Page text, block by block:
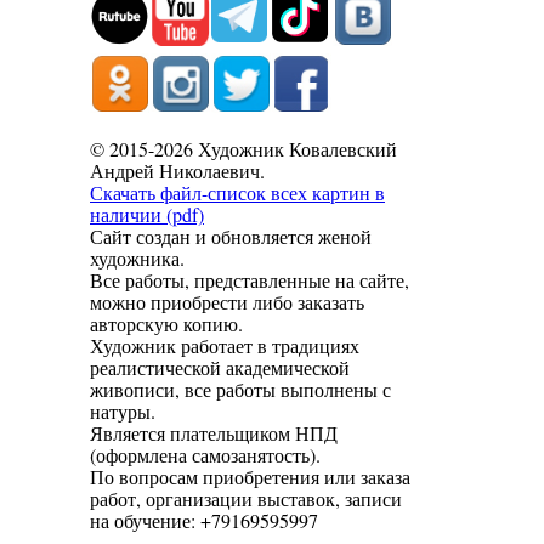
© 2015-2026 Художник Ковалевский
Андрей Николаевич.
Скачать файл-список всех картин в
наличии (pdf)
Сайт создан и обновляется женой
художника.
Все работы, представленные на сайте,
можно приобрести либо заказать
авторскую копию.
Художник работает в традициях
реалистической академической
живописи, все работы выполнены с
натуры.
Является плательщиком НПД
(оформлена самозанятость).
По вопросам приобретения или заказа
работ, организации выставок, записи
на обучение: +79169595997